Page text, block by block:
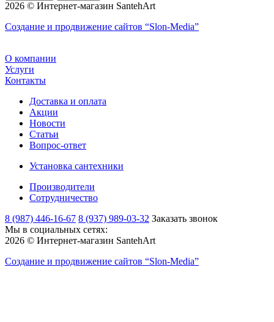
2026 © Интернет-магазин SantehArt
Создание и продвижение сайтов “Slon-Media”
О компании
Услуги
Контакты
Доставка и оплата
Акции
Новости
Статьи
Вопрос-ответ
Установка сантехники
Производители
Сотрудничество
8 (987) 446-16-67 8 (937) 989-03-32 Заказать звонок
Мы в социальных сетях:
2026 © Интернет-магазин SantehArt
Создание и продвижение сайтов “Slon-Media”